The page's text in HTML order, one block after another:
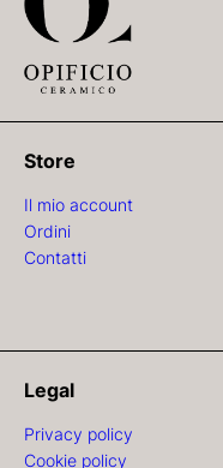
Store
Il mio account
Ordini
Contatti
Legal
Privacy policy
Cookie policy